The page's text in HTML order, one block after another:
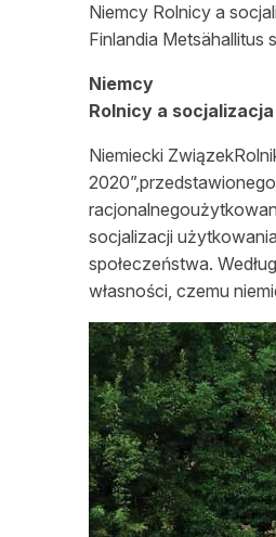
Niemcy Rolnicy a
Finlandia Metsähallitus
Niemcy
Rolnicy a socjalizacja
Niemiecki
socjalizacji
społeczeństwa.
własności, czemu